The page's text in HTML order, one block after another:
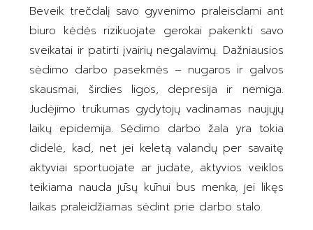
Beveik trečdalį savo gyvenimo praleisdami ant
biuro kėdės rizikuojate gerokai pakenkti savo
sveikatai ir patirti įvairių negalavimų. Dažniausios
sėdimo darbo pasekmės – nugaros ir galvos
skausmai, širdies ligos, depresija ir nemiga.
Judėjimo trūkumas gydytojų vadinamas naujųjų
laikų epidemija. Sėdimo darbo žala yra tokia
didelė, kad, net jei keletą valandų per savaitę
aktyviai sportuojate ar judate, aktyvios veiklos
teikiama nauda jūsų kūnui bus menka, jei likęs
laikas praleidžiamas sėdint prie darbo stalo.